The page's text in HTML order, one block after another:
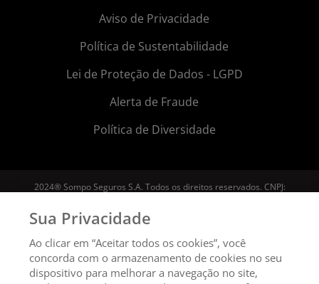
Aviso de Privacidade
Política de Sustentabilidade
Lei de Proteção de Dados - LGPD
Alerta de Fraude
Política de Diversidade
2024® Sompo Seguros S.A. Todos os direitos reservados. CNPJ:
Sua Privacidade
Ao clicar em “Aceitar todos os cookies”, você
concorda com o armazenamento de cookies no seu
dispositivo para melhorar a navegação no site,